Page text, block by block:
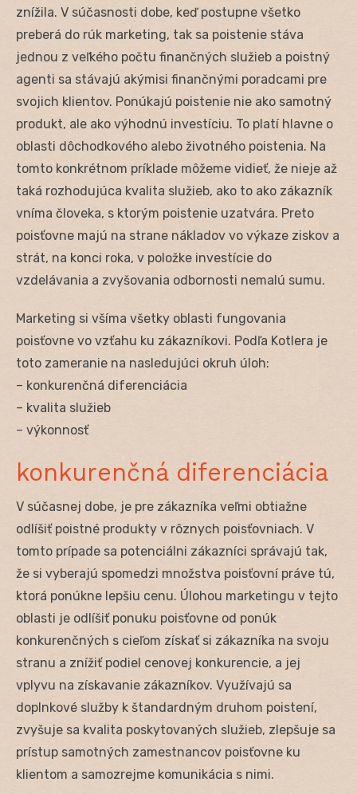
znížila. V súčasnosti dobe, keď postupne všetko
preberá do rúk marketing, tak sa poistenie stáva
jednou z veľkého počtu finančných služieb a poistný
agenti sa stávajú akýmisi finančnými poradcami pre
svojich klientov. Ponúkajú poistenie nie ako samotný
produkt, ale ako výhodnú investíciu. To platí hlavne o
oblasti dôchodkového alebo životného poistenia. Na
tomto konkrétnom príklade môžeme vidieť, že nieje až
taká rozhodujúca kvalita služieb, ako to ako zákazník
vníma človeka, s ktorým poistenie uzatvára. Preto
poisťovne majú na strane nákladov vo výkaze ziskov a
strát, na konci roka, v položke investície do
vzdelávania a zvyšovania odbornosti nemalú sumu.
Marketing si všíma všetky oblasti fungovania
poisťovne vo vzťahu ku zákazníkovi. Podľa Kotlera je
toto zameranie na nasledujúci okruh úloh:
– konkurenčná diferenciácia
– kvalita služieb
– výkonnosť
konkurenčná diferenciácia
V súčasnej dobe, je pre zákazníka veľmi obtiažne
odlíšiť poistné produkty v rôznych poisťovniach. V
tomto prípade sa potenciálni zákazníci správajú tak,
že si vyberajú spomedzi množstva poisťovní práve tú,
ktorá ponúkne lepšiu cenu. Úlohou marketingu v tejto
oblasti je odlíšiť ponuku poisťovne od ponúk
konkurenčných s cieľom získať si zákazníka na svoju
stranu a znížiť podiel cenovej konkurencie, a jej
vplyvu na získavanie zákazníkov. Využívajú sa
doplnkové služby k štandardným druhom poistení,
zvyšuje sa kvalita poskytovaných služieb, zlepšuje sa
prístup samotných zamestnancov poisťovne ku
klientom a samozrejme komunikácia s nimi.